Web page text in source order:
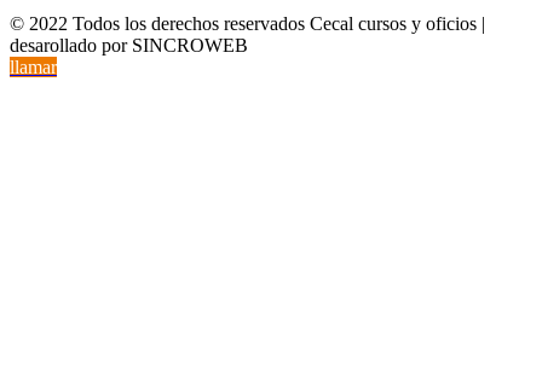
© 2022 Todos los derechos reservados Cecal cursos y oficios |
desarollado por SINCROWEB
llamar